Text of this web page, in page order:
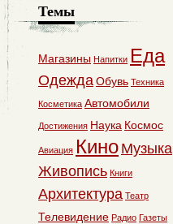
Темы
Магазины Напитки Еда
ОдеждаОбувь Техника
Косметика Автомобили
Достижения Наука Космос
Авиация Кино Музыка
Живопись Книги
Архитектура Театр
Телевидение Радио Газеты